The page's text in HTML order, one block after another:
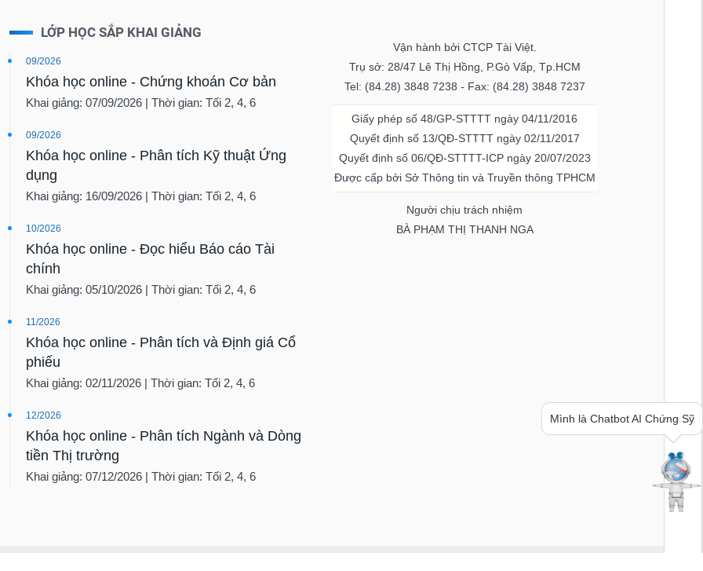
LỚP HỌC SẮP KHAI GIẢNG
09/2026
Khóa học online - Chứng khoán Cơ bản
Khai giảng: 07/09/2026 | Thời gian: Tối 2, 4, 6
09/2026
Khóa học online - Phân tích Kỹ thuật Ứng
dụng
Khai giảng: 16/09/2026 | Thời gian: Tối 2, 4, 6
10/2026
Khóa học online - Đọc hiểu Báo cáo Tài
chính
Khai giảng: 05/10/2026 | Thời gian: Tối 2, 4, 6
11/2026
Khóa học online - Phân tích và Định giá Cổ
phiếu
Khai giảng: 02/11/2026 | Thời gian: Tối 2, 4, 6
12/2026
Khóa học online - Phân tích Ngành và Dòng
tiền Thị trường
Khai giảng: 07/12/2026 | Thời gian: Tối 2, 4, 6
Vận hành bởi CTCP Tài Việt.
Trụ sở: 28/47 Lê Thị Hồng, P.Gò Vấp, Tp.HCM
Tel: (84.28) 3848 7238 - Fax: (84.28) 3848 7237
Giấy phép số 48/GP-STTTT ngày 04/11/2016
Quyết định số 13/QĐ-STTTT ngày 02/11/2017
Quyết định số 06/QĐ-STTTT-ICP ngày 20/07/2023
Được cấp bởi Sở Thông tin và Truyền thông TPHCM
Người chịu trách nhiệm
BÀ PHẠM THỊ THANH NGA
hay lời khuyên về chứng khoán?
Hãy hỏi mình nhé!